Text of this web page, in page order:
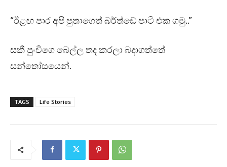
“ඊළඟ පාර අපි පුතාගෙත් බර්ත්ඩේ පාටි එක ගමු..”
සකී පුංචිගෙ බෙල්ල තද කරලා බදාගත්තේ
සන්තෝසයෙන්.
TAGS Life Stories